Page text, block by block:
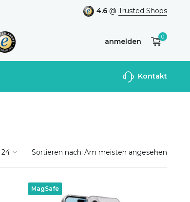
4.6 @ Trusted Shops
anmelden
Benutzerkonto
0
Kontakt
Sortieren nach:
MagSafe